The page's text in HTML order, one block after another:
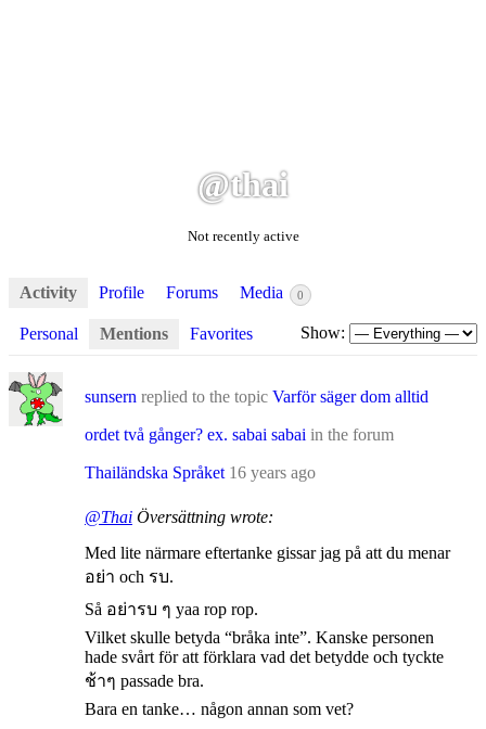
@thai
Not recently active
Activity Profile Forums Media 0
Personal Mentions Favorites Show:
sunsern replied to the topic Varför säger dom alltid
ordet två gånger? ex. sabai sabai in the forum
Thailändska Språket 16 years ago
@Thai Översättning wrote:
Med lite närmare eftertanke gissar jag på att du menar
อย่า och รบ.
Så อย่ารบ ๆ yaa rop rop.
Vilket skulle betyda “bråka inte”. Kanske personen
hade svårt för att förklara vad det betydde och tyckte
ช้าๆ passade bra.
Bara en tanke… någon annan som vet?